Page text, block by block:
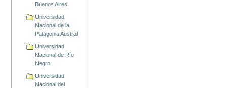
Buenos Aires
Universidad
Nacional de la
Patagonia Austral
Universidad
Nacional de Río
Negro
Universidad
Nacional del